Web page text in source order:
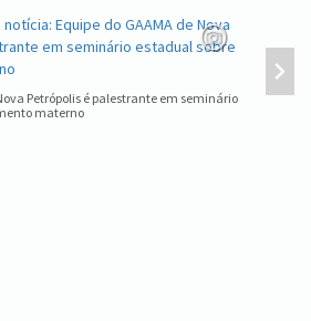
Petrópolis é palestrante em seminário
materno
Nova